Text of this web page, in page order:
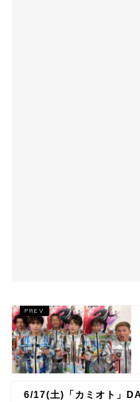
6/17(土)「カミオト」